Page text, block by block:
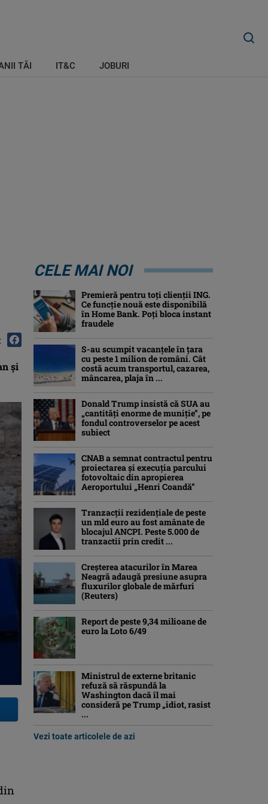
TĂI IT&C JOBURI
şi
CELE MAI NOI
Premieră pentru toți clienții ING.
Ce funcție nouă este disponibilă
în Home Bank. Poți bloca instant
fraudele
S-au scumpit vacanțele în țara
cu peste 1 milion de români. Cât
costă acum transportul, cazarea,
mâncarea, plaja în ...
Donald Trump insistă că SUA au
„cantităţi enorme de muniţie”, pe
fondul controverselor pe acest
subiect
CNAB a semnat contractul pentru
proiectarea şi execuţia parcului
fotovoltaic din apropierea
Aeroportului „Henri Coandă”
Tranzacții rezidențiale de peste
un mld euro au fost amânate de
blocajul ANCPI. Peste 5.000 de
tranzactii prin credit ...
Creşterea atacurilor în Marea
Neagră adaugă presiune asupra
fluxurilor globale de mărfuri
(Reuters)
Report de peste 9,34 milioane de
euro la Loto 6/49
Ministrul de externe britanic
refuză să răspundă la
Washington dacă îl mai
consideră pe Trump „idiot, rasist
...
Vezi toate articolele de azi